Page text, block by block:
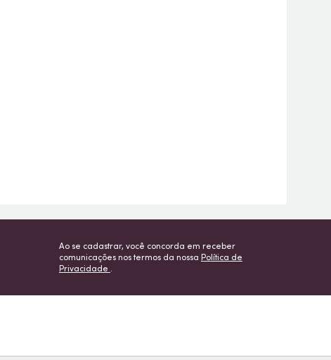
Ao se cadastrar, você concorda em receber
comunicações nos termos da nossa Política de
Privacidade .